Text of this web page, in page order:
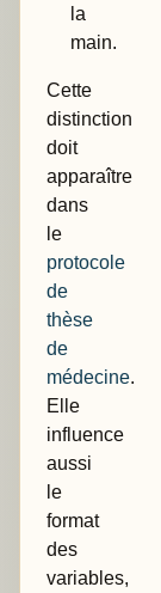
la
main.
Cette
distinction
doit
apparaître
dans
le
protocole
de
thèse
de
médecine.
Elle
influence
aussi
le
format
des
variables,